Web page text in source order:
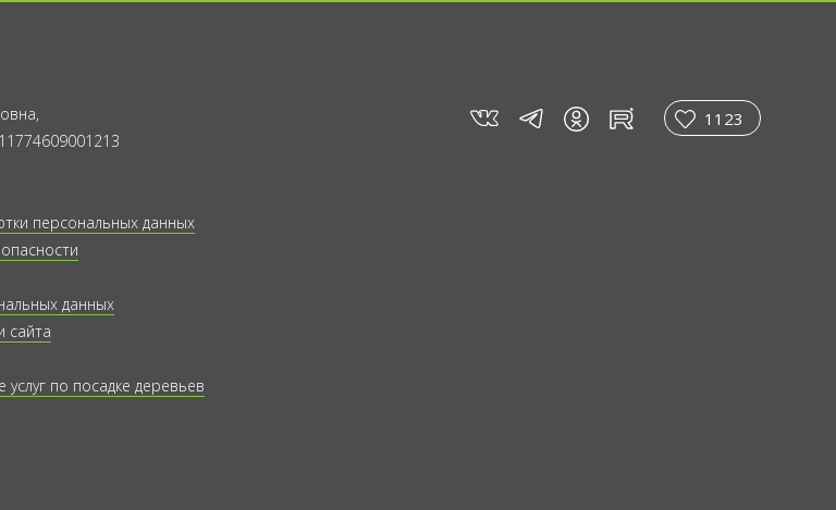
персональных данных
данных
сайта
по посадке деревьев
vk tg in rt 1123